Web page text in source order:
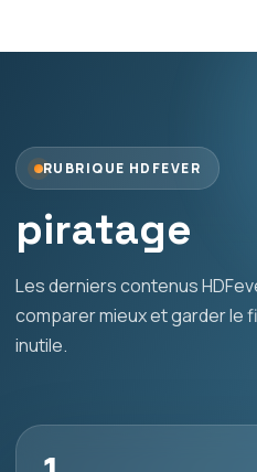
RUBRIQUE HDFEVER
piratage
Les derniers contenus
comparer mieux et garder le
inutile.